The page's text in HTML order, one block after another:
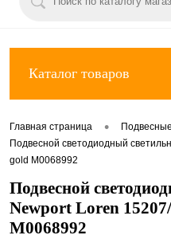
Каталог товаров
Главная страница •
Подвесной светодиодный
gold М0068992
Подвесной
Newport Loren
М0068992